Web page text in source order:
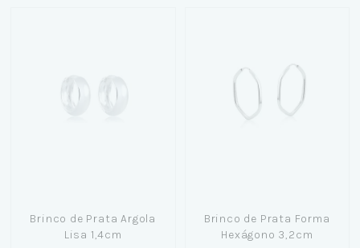
Brinco de Prata Argola
Lisa 1,4cm
Brinco de Prata Forma
Hexágono 3,2cm